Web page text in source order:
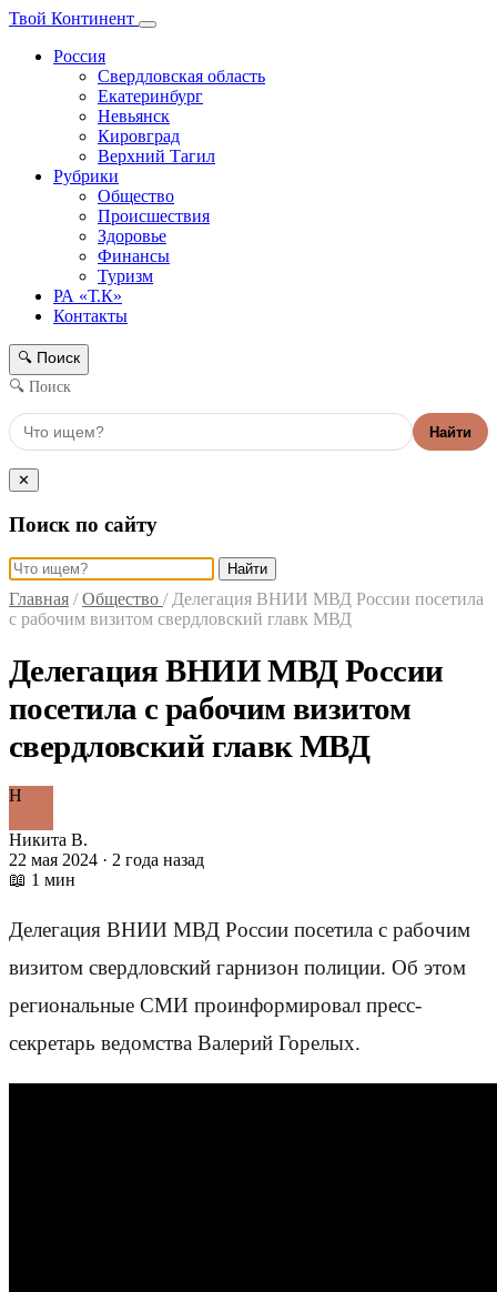
Твой Континент
Россия
Свердловская область
Екатеринбург
Невьянск
Кировград
Верхний Тагил
Рубрики
Общество
Происшествия
Здоровье
Финансы
Туризм
РА «Т.К»
Контакты
🔍 Поиск
🔍 Поиск
Найти
✕
Поиск по сайту
Найти
Главная / Общество / Делегация ВНИИ МВД России посетила
с рабочим визитом свердловский главк МВД
Делегация ВНИИ МВД России
посетила с рабочим визитом
свердловский главк МВД
Н
Никита В.
22 мая 2024 · 2 года назад
📖 1 мин
Делегация ВНИИ МВД России посетила с рабочим
визитом свердловский гарнизон полиции. Об этом
региональные СМИ проинформировал пресс-
секретарь ведомства Валерий Горелых.